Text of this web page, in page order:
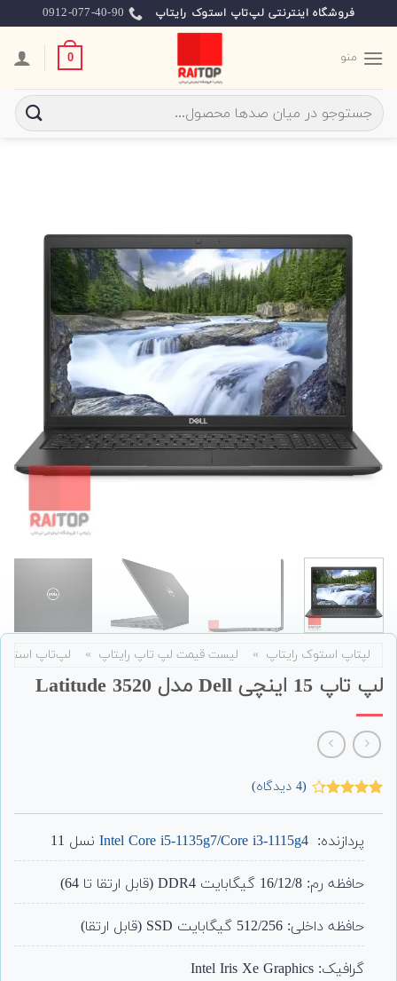
to
content
فروشگاه اینترنتی لپ‌تاپ استوک رایتاپ 0912-077-40-90
منو 0
جستجو
برای:
لپتاپ استوک رایتاپ » لیست قیمت لپ تاپ رایتاپ » لپ‌تاپ
لپ تاپ 15 اینچی Dell مدل Latitude 3520
امتیاز
مشتری
(
4دیدگاه)
پردازنده: Intel Core i5-1135g7/Core i3-1115g4 نسل 11
حافظه رم: 16/12/8 گیگابایت DDR4 (قابل ارتقا تا 64)
حافظه داخلی: 512/256 گیگابایت SSD (قابل ارتقا)
گرافیک: Intel Iris Xe Graphics